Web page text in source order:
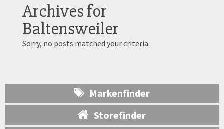
Archives for
Baltensweiler
Sorry, no posts matched your criteria.
Markenfinder
Storefinder